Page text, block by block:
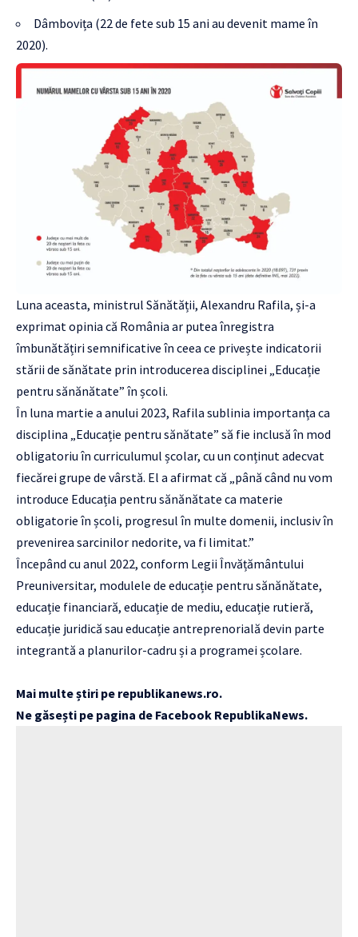
Dâmbovița (22 de fete sub 15 ani au devenit mame în
2020).
Luna aceasta, ministrul Sănătății, Alexandru Rafila, și-a
exprimat opinia că România ar putea înregistra
îmbunătățiri semnificative în ceea ce privește indicatorii
stării de sănătate prin introducerea disciplinei „Educație
pentru sănănătate” în școli.
În luna martie a anului 2023, Rafila sublinia importanța ca
disciplina „Educație pentru sănătate” să fie inclusă în mod
obligatoriu în curriculumul școlar, cu un conținut adecvat
fiecărei grupe de vârstă. El a afirmat că „până când nu vom
introduce Educația pentru sănănătate ca materie
obligatorie în școli, progresul în multe domenii, inclusiv în
prevenirea sarcinilor nedorite, va fi limitat.”
Începând cu anul 2022, conform Legii Învățământului
Preuniversitar, modulele de educație pentru sănănătate,
educație financiară, educație de mediu, educație rutieră,
educație juridică sau educație antreprenorială devin parte
integrantă a planurilor-cadru și a programei școlare.
Mai multe știri pe republikanews.ro.
Ne găsești pe pagina de Facebook RepublikaNews.